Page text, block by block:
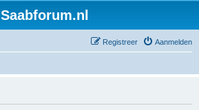
Saabforum.nl
Aanmelden
Registreer